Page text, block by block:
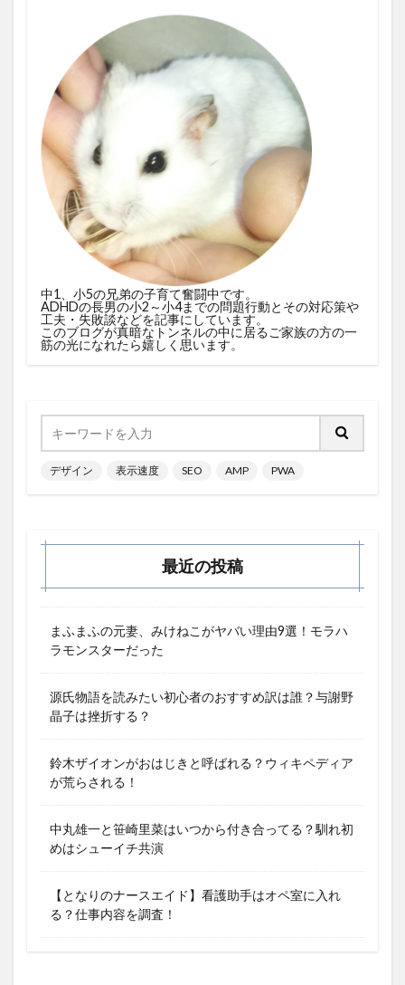
中1、小5の兄弟の子育て奮闘中です。
ADHDの長男の小2～小4までの問題行動とその対応策や
工夫・失敗談などを記事にしています。
このブログが真暗なトンネルの中に居るご家族の方の一
筋の光になれたら嬉しく思います。
デザイン 表示速度 SEO AMP PWA
最近の投稿
まふまふの元妻、みけねこがヤバい理由9選！モラハ
ラモンスターだった
源氏物語を読みたい初心者のおすすめ訳は誰？与謝野
晶子は挫折する？
鈴木ザイオンがおはじきと呼ばれる？ウィキペディア
が荒らされる！
中丸雄一と笹崎里菜はいつから付き合ってる？馴れ初
めはシューイチ共演
【となりのナースエイド】看護助手はオペ室に入れ
る？仕事内容を調査！